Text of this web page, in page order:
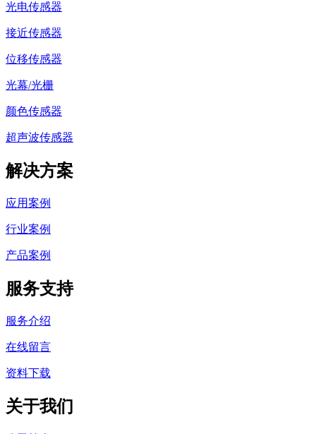
光电传感器
接近传感器
位移传感器
光幕/光栅
颜色传感器
超声波传感器
解决方案
应用案例
行业案例
产品案例
服务支持
服务介绍
在线留言
资料下载
关于我们